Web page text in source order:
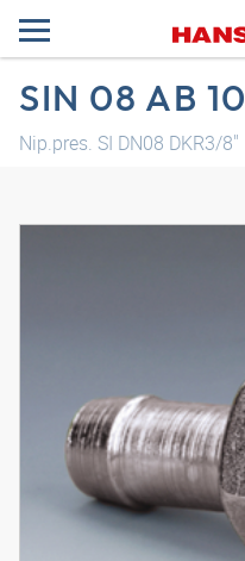
SIN 08 AB 10
Nip.pres. SI DN08 DKR3/8"